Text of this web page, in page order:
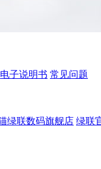
电子说明书 常见问题
绿联数码旗舰店 绿联